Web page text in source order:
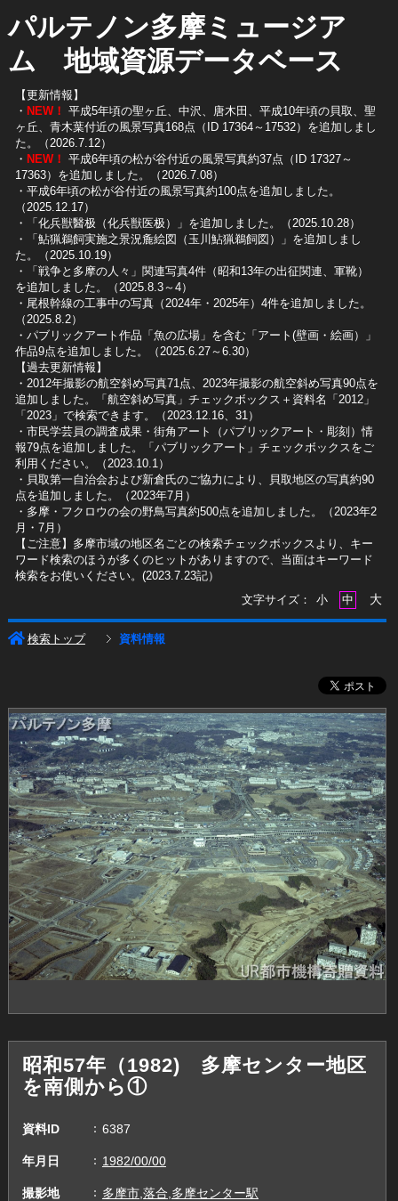
パルテノン多摩ミュージア
ム 地域資源データベース
【更新情報】
・ NEW！ 平成5年頃の聖ヶ丘、中沢、唐木田、平成10年頃の貝取、聖
ヶ丘、青木葉付近の風景写真168点（ID 17364～17532）を追加しまし
た。（2026.7.12）
・ NEW！ 平成6年頃の松が谷付近の風景写真約37点（ID 17327～
17363）を追加しました。（2026.7.08）
・平成6年頃の松が谷付近の風景写真約100点を追加しました。
（2025.12.17）
・「化兵獣醫极（化兵獣医极）」を追加しました。（2025.10.28）
・「鮎猟鵜飼実施之景況麁絵図（玉川鮎猟鵜飼図）」を追加しまし
た。（2025.10.19）
​・「戦争と多摩の人々」関連写真4件（昭和13年の出征関連、軍靴）
を追加しました。（2025.8.3～4）
​・尾根幹線の工事中の写真（2024年・2025年）4件を追加しました。
（2025.8.2）
​・パブリックアート作品「魚の広場」を含む「アート(壁画・絵画）」
作品9点を追加しました。（2025.6.27～6.30）
【過去更新情報】
・2012年撮影の航空斜め写真71点、2023年撮影の航空斜め写真90点を
追加しました。「航空斜め写真」チェックボックス＋資料名「2012」
「2023」で検索できます。（2023.12.16、31）
​・市民学芸員の調査成果・街角アート（パブリックアート・彫刻）情
報79点を追加しました。「パブリックアート」チェックボックスをご
利用ください。（2023.10.1）
・貝取第一自治会および新倉氏のご協力により、貝取地区の写真約90
点を追加しました。（2023年7月）
・多摩・フクロウの会の野鳥写真約500点を追加しました。（2023年2
月・7月）
【ご注意】多摩市域の地区名ごとの検索チェックボックスより、キー
ワード検索のほうが多くのヒットがありますので、当面はキーワード
検索をお使いください。(2023.7.23記）
文字サイズ：
小 中 大
検索トップ 資料情報
昭和57年（1982) 多摩センター地区
を南側から①
資料ID 6387
年月日 1982/00/00
撮影地 多摩市,落合,多摩センター駅